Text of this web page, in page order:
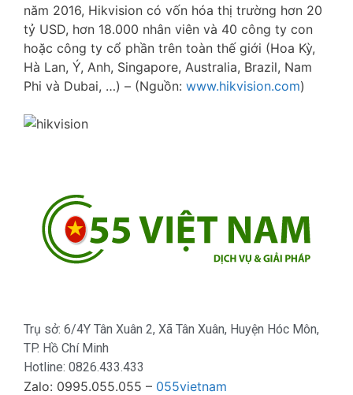
năm 2016, Hikvision có vốn hóa thị trường hơn 20
tỷ USD, hơn 18.000 nhân viên và 40 công ty con
hoặc công ty cổ phần trên toàn thế giới (Hoa Kỳ,
Hà Lan, Ý, Anh, Singapore, Australia, Brazil, Nam
Phi và Dubai, …) – (Nguồn: www.hikvision.com)
Trụ sở: 6/4Y Tân Xuân 2, Xã Tân Xuân, Huyện Hóc Môn,
TP. Hồ Chí Minh
Hotline: 0826.433.433
Zalo: 0995.055.055 – 055vietnam